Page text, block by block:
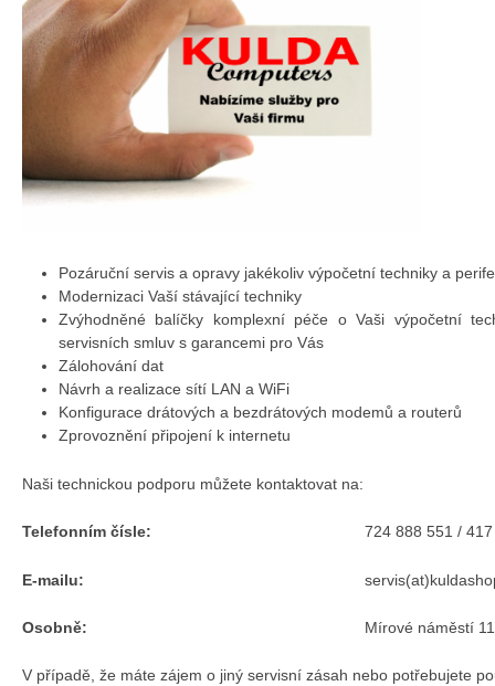
Pozáruční servis a opravy jakékoliv výpočetní techniky a
Modernizaci Vaší stávající techniky
Zvýhodněné balíčky komplexní péče o Vaši výpočetní
servisních smluv s garancemi pro Vás
Zálohování dat
Návrh a realizace sítí LAN a WiFi
Konfigurace drátových a bezdrátových modemů a routerů
Zprovoznění připojení k internetu
Naši technickou podporu můžete kontaktovat na:
Telefonním čísle:
E-mailu:
Osobně:
724 888 551 /
Mírové náměstí
V případě, že máte zájem o jiný servisní zásah nebo potřebujete